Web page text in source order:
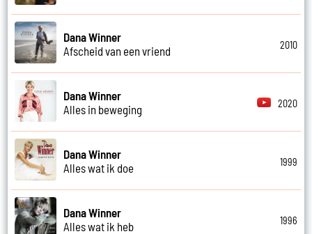
Dana Winner
Afscheid van een vriend
2010
Dana Winner
Alles in beweging
2020
Dana Winner
Alles wat ik doe
1999
Dana Winner
Alles wat ik heb
1996